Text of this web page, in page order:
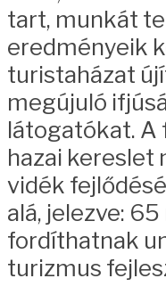
tart, munkát
eredményeik
turistaházat
megújuló
látogatókat. A
hazai kereslet
vidék
alá, jelezve:
fordíthatnak
turizmus